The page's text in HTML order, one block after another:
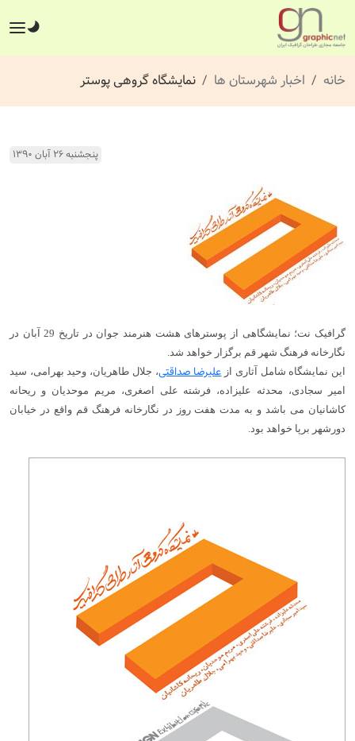
خانه اخبار شهرستان ها نمایشگاه گروهی پوستر
پنجشنبه ۲۶ آبان ۱۳۹۰
گرافیک نت؛ نمایشگاهی از پوسترهای هشت هنرمند جوان در تاریخ 29 آبان در
نگارخانه فرهنگ شهر قم برگزار خواهد شد.
این نمایشگاه شامل آثاری از علیرضا صداقتی، جلال طاهریان، وحید بهرامی، سید
امیر سجادی، محدثه علیزاده، فرشته علی اصغری، مریم موحدیان و ریحانه
کاشانیان می باشد و به مدت هفت روز در نگارخانه فرهنگ قم واقع در خیابان
دورشهر برپا خواهد بود.